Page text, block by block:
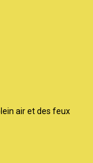
air et des feux